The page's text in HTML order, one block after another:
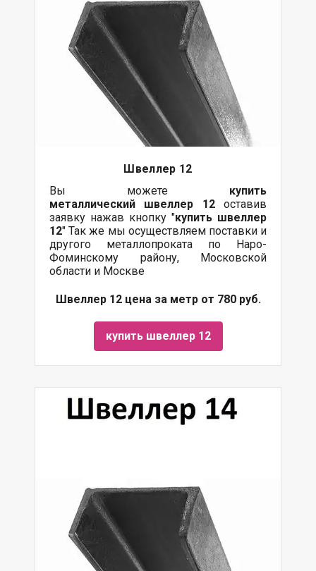
Швеллер 12
Вы можете купить
металлический швеллер 12оставив
заявку нажав кнопку "купить швеллер
12" Так же мы осуществляем поставки и
другого металлопроката по Наро-
Фоминскому району, Московской
области и Москве
Швеллер 12 цена за метр от 780 руб.
купить швеллер 12